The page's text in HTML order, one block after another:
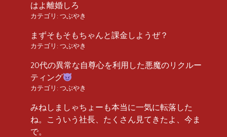
はよ離婚しろ
カテゴリ: つぶやき
まずそもそもちゃんと課金しようぜ？
カテゴリ: つぶやき
20代の異常な自尊心を利用した悪魔のリクルー
ティング
カテゴリ: つぶやき
みねしましゃちょーも本当に一気に転落した
ね。こういう社長、たくさん見てきたよ、今ま
で。